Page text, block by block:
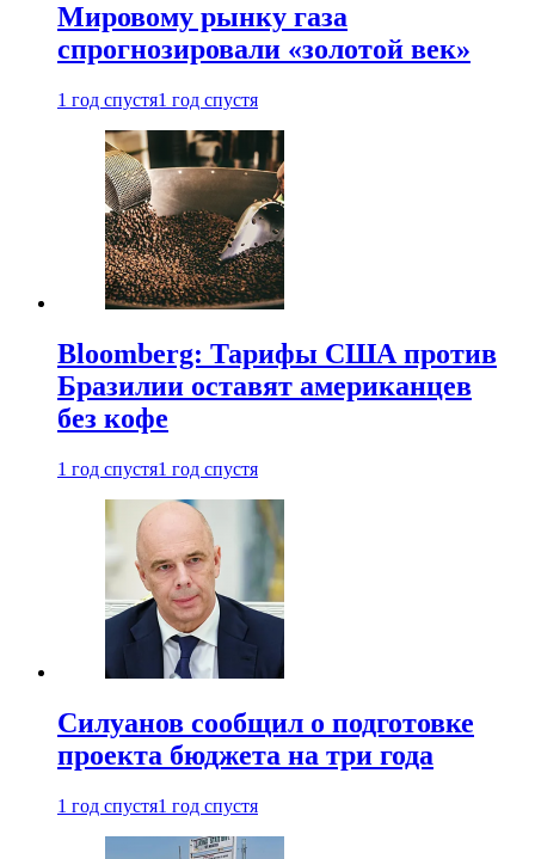
Мировому рынку газа
спрогнозировали «золотой век»
1 год спустя1 год спустя
Bloomberg: Тарифы США против
Бразилии оставят американцев
без кофе
1 год спустя1 год спустя
Силуанов сообщил о подготовке
проекта бюджета на три года
1 год спустя1 год спустя